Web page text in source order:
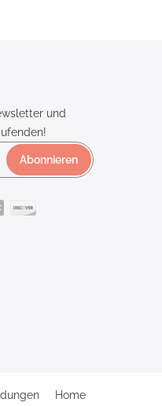
und
Abonnieren
Home